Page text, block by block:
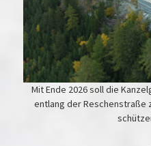
Mit Ende 2026 soll die
entlang der Reschenstraße